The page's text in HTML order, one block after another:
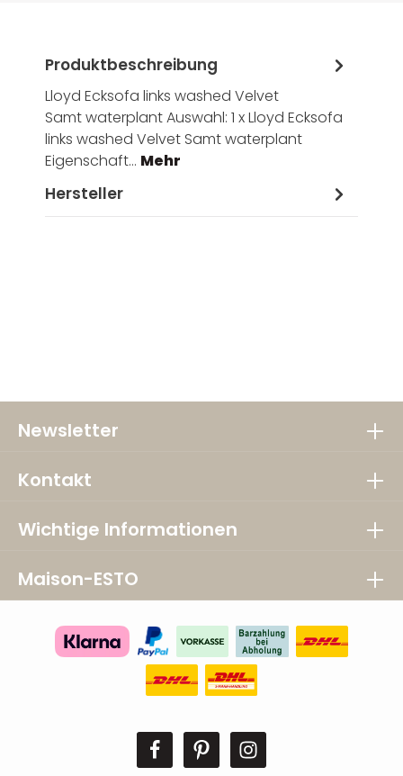
Produktbeschreibung
Lloyd Ecksofa links washed Velvet
Samt waterplant Auswahl: 1 x Lloyd Ecksofa
links washed Velvet Samt waterplant
Eigenschaft… Mehr
Hersteller
Newsletter
Kontakt
Wichtige Informationen
Maison-ESTO